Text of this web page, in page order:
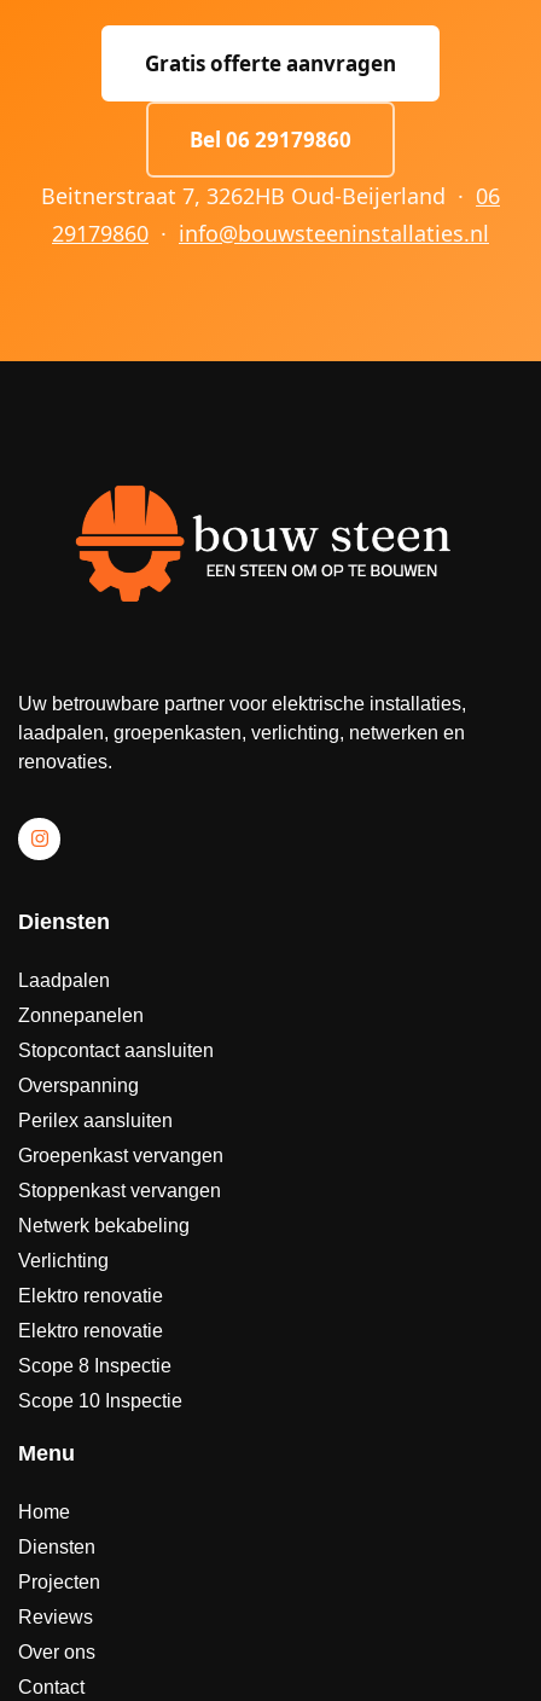
Gratis offerte aanvragen
Bel 06 29179860
Beitnerstraat 7, 3262HB Oud-Beijerland · 06
29179860 · info@bouwsteeninstallaties.nl
Uw betrouwbare partner voor elektrische installaties,
laadpalen, groepenkasten, verlichting, netwerken en
renovaties.
Diensten
Laadpalen
Zonnepanelen
Stopcontact aansluiten
Overspanning
Perilex aansluiten
Groepenkast vervangen
Stoppenkast vervangen
Netwerk bekabeling
Verlichting
Elektro renovatie
Elektro renovatie
Scope 8 Inspectie
Scope 10 Inspectie
Menu
Home
Diensten
Projecten
Reviews
Over ons
Contact